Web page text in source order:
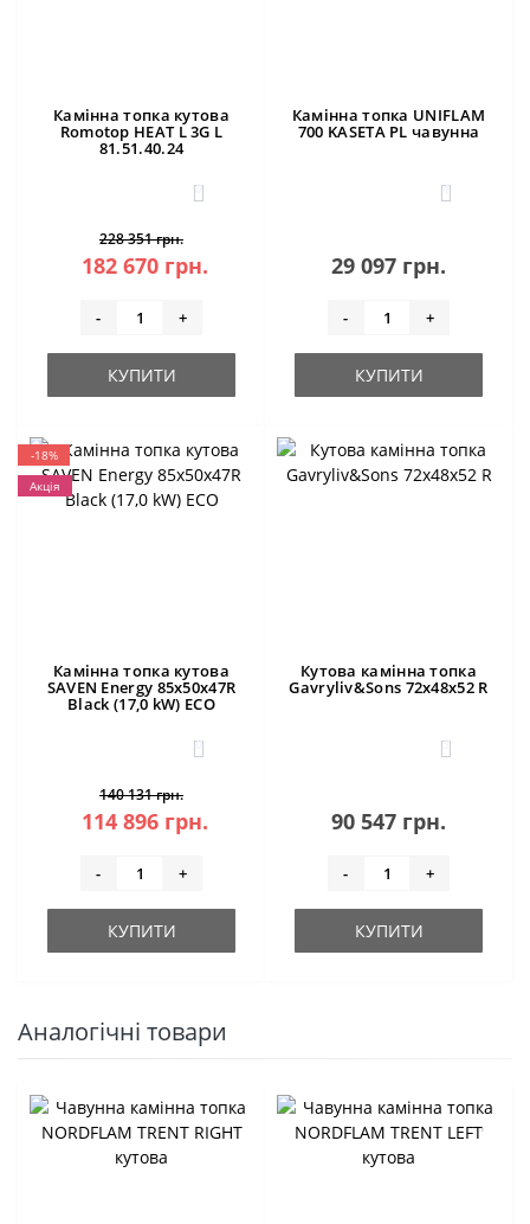
Камінна топка кутова
Romotop HEAT L 3G L
81.51.40.24
0
228 351 грн.
182 670 грн.
- +
КУПИТИ
Камінна топка UNIFLAM
700 KASETA PL чавунна
4
29 097 грн.
- +
КУПИТИ
-18%
Акція
Камінна топка кутова
SAVEN Energy 85х50х47R
Black (17,0 kW) ECO
0
140 131 грн.
114 896 грн.
- +
КУПИТИ
Кутова камінна топка
Gavryliv&Sons 72x48x52 R
3
90 547 грн.
- +
КУПИТИ
Аналогічні товари